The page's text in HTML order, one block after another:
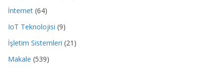
İnternet (64)
IoT Teknolojisi (9)
İşletim Sistemleri (21)
Makale (539)